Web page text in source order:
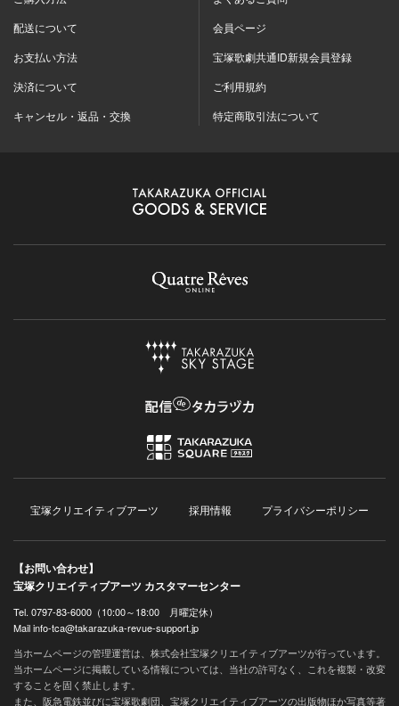
配送について
お支払い方法
決済について
キャンセル・返品・交換
会員ページ
宝塚歌劇共通ID新規会員登録
ご利用規約
特定商取引法について
宝塚クリエイティブアーツ 採用情報 プライバシーポリシー
【お問い合わせ】
宝塚クリエイティブアーツ カスタマーセンター
Tel. 0797-83-6000（10:00～18:00 月曜定休）
Mail info-tca@takarazuka-revue-support.jp
当ホームページの管理運営は、株式会社宝塚クリエイティブアーツが行っています。
当ホームページに掲載している情報については、当社の許可なく、これを複製・改変
することを固く禁止します。
また、阪急電鉄並びに宝塚歌劇団、宝塚クリエイティブアーツの出版物ほか写真等著